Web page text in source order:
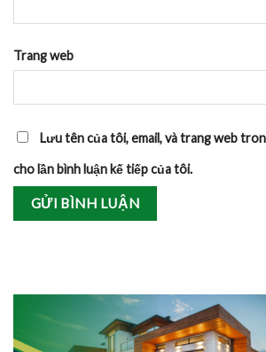
Trang web
Lưu tên của tôi, email, và trang web
cho lần bình luận kế tiếp của tôi.